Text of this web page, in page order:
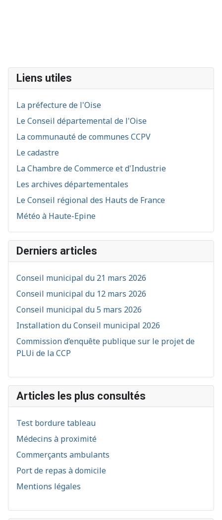
Liens utiles
La préfecture de l'Oise
Le Conseil départemental de l'Oise
La communauté de communes CCPV
Le cadastre
La Chambre de Commerce et d'Industrie
Les archives départementales
Le Conseil régional des Hauts de France
Météo à Haute-Epine
Derniers articles
Conseil municipal du 21 mars 2026
Conseil municipal du 12 mars 2026
Conseil municipal du 5 mars 2026
Installation du Conseil municipal 2026
Commission d’enquête publique sur le projet de
PLUi de la CCP
Articles les plus consultés
Test bordure tableau
Médecins à proximité
Commerçants ambulants
Port de repas à domicile
Mentions légales